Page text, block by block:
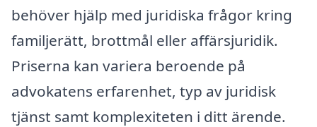
behöver hjälp med juridiska frågor kring
familjerätt, brottmål eller affärsjuridik.
Priserna kan variera beroende på
advokatens erfarenhet, typ av juridisk
tjänst samt komplexiteten i ditt ärende.